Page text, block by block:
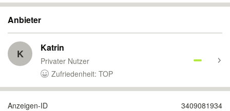
Anbieter
K Katrin
Privater Nutzer
Zufriedenheit: TOP
Anzeigen-ID 3409081934